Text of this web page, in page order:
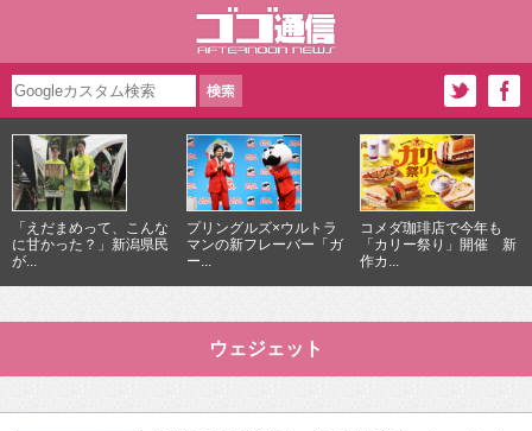
「えだまめって、こんな
に甘かった？」新潟県民
が...
プリングルズ×ウルトラ
マンの新フレーバー「ガ
ー...
コメダ珈琲店で今年も
「カリー祭り」開催 新
作カ...
ウェジェット